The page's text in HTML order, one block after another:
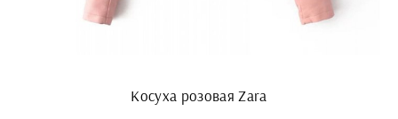
Косуха розовая Zara